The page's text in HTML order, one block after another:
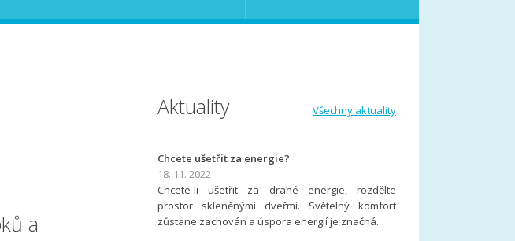
a
Aktuality Všechny aktuality
Chcete ušetřit za energie?
18. 11. 2022
Chcete-li ušetřit za drahé energie, rozdělte
prostor skleněnými dveřmi. Světelný komfort
zůstane zachován a úspora energií je značná.